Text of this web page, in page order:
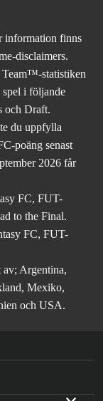
information finns
disclaimers.
statistiken
spel i följande
och Draft.
du uppfylla
poäng senast
2026 får
FC, FUT-
to the Final.
FC, FUT-
av; Argentina,
Mexiko,
och USA.